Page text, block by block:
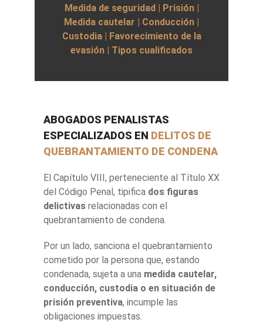
Medida de seguridad | Prisión |
Medida cautelar | Conducción |
Custodia | Favorecimiento de la
evasión | Tipos cualificados
ABOGADOS PENALISTAS
ESPECIALIZADOS EN DELITOS DE
QUEBRANTAMIENTO DE CONDENA
El Capítulo VIII, perteneciente al Título XX
del Código Penal, tipifica dos figuras
delictivas relacionadas con el
quebrantamiento de condena.
Por un lado, sanciona el quebrantamiento
cometido por la persona que, estando
condenada, sujeta a una medida cautelar,
conducción, custodia o en situación de
prisión preventiva, incumple las
obligaciones impuestas.